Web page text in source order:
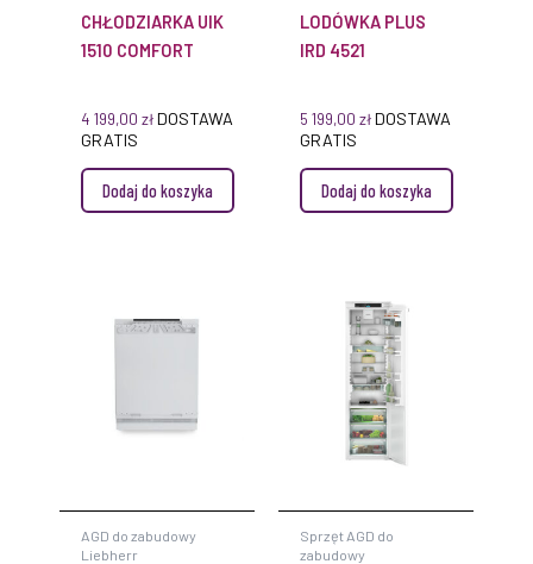
CHŁODZIARKA UIK
1510 COMFORT
4 199,00 zł DOSTAWA
GRATIS
Dodaj do koszyka
LODÓWKA PLUS
IRD 4521
5 199,00 zł DOSTAWA
GRATIS
Dodaj do koszyka
AGD do zabudowy
Liebherr
Sprzęt AGD do
zabudowy